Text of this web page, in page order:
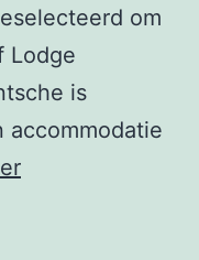
om
Lodge
is
accommodatie
Nieuwsbrief